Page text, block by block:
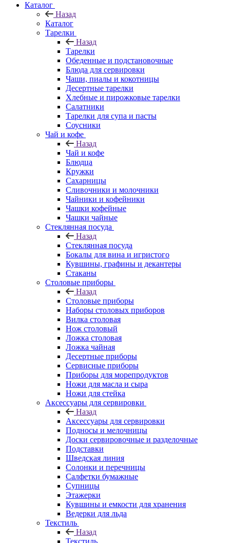
Каталог
Назад
Каталог
Тарелки
Назад
Тарелки
Обеденные и подстановочные
Блюда для сервировки
Чаши, пиалы и кокотницы
Десертные тарелки
Хлебные и пирожковые тарелки
Салатники
Тарелки для супа и пасты
Соусники
Чай и кофе
Назад
Чай и кофе
Блюдца
Кружки
Сахарницы
Сливочники и молочники
Чайники и кофейники
Чашки кофейные
Чашки чайные
Стеклянная посуда
Назад
Стеклянная посуда
Бокалы для вина и игристого
Кувшины, графины и декантеры
Стаканы
Столовые приборы
Назад
Столовые приборы
Наборы столовых приборов
Вилка столовая
Нож столовый
Ложка столовая
Ложка чайная
Десертные приборы
Сервисные приборы
Приборы для морепродуктов
Ножи для масла и сыра
Ножи для стейка
Аксессуары для сервировки
Назад
Аксессуары для сервировки
Подносы и мелочницы
Доски сервировочные и разделочные
Подставки
Шведская линия
Солонки и перечницы
Салфетки бумажные
Супницы
Этажерки
Кувшины и емкости для хранения
Ведерки для льда
Текстиль
Назад
Текстиль